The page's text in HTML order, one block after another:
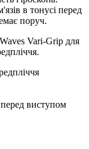
в тонусі перед
поруч.
Vari-Grip для
виступом